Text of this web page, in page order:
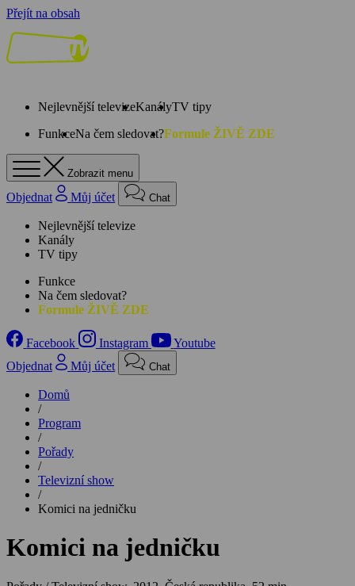
Přejít na obsah
Nejlevnější televizeKanályTV tipy
FunkceNa čem sledovat?Formule ŽIVĚ ZDE
Zobrazit menu
Objednat Můj účet Chat
Nejlevnější televize
Kanály
TV tipy
Funkce
Na čem sledovat?
Formule ŽIVĚ ZDE
Facebook Instagram
Youtube
Objednat
Můj účet Chat
Domů
/
Program
/
Pořady
/
Televizní show
/
Komici na jedničku
Komici na jedničku